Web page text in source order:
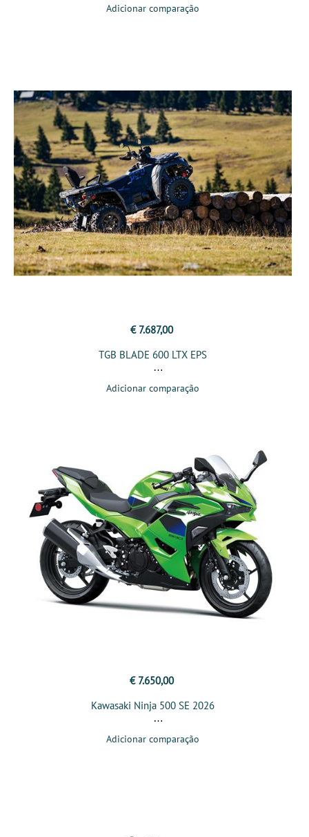
Adicionar comparação
€ 7.687,00
TGB BLADE 600 LTX EPS
Adicionar comparação
€ 7.650,00
Kawasaki Ninja 500 SE 2026
Adicionar comparação